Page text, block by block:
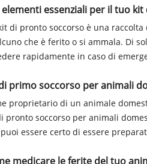
elementi essenziali per il tuo
di pronto soccorso è una
che è ferito o si ammala. Di
rapidamente in caso di
primo soccorso per animali
proprietario di un animale
pronto soccorso per animali
essere certo di essere
medicare le ferite del tuo